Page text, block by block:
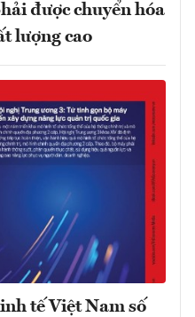
được chuyển hóa
lượng cao
tế Việt Nam số